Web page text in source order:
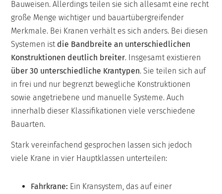
Bauweisen. Allerdings teilen sie sich allesamt eine recht
große Menge wichtiger und bauartübergreifender
Merkmale. Bei Kranen verhält es sich anders. Bei diesen
Systemen ist die Bandbreite an unterschiedlichen
Konstruktionen deutlich breiter. Insgesamt existieren
über 30 unterschiedliche Krantypen. Sie teilen sich auf
in frei und nur begrenzt bewegliche Konstruktionen
sowie angetriebene und manuelle Systeme. Auch
innerhalb dieser Klassifikationen viele verschiedene
Bauarten.
Stark vereinfachend gesprochen lassen sich jedoch
viele Krane in vier Hauptklassen unterteilen:
Fahrkrane: Ein Kransystem, das auf einer